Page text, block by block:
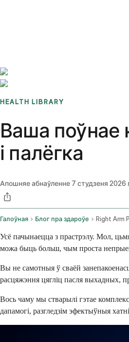
HEALTH LIBRARY
Ваша поўнае
і палёгка
Апошняе абнаўленне 7 студзеня 2026
Галоўная Блог пра здароўе Right Arm
Усё пачынаецца з прастрэлу. Мол,
можа быць больш, чым проста
Вы не самотныя ў сваёй
расцяжэння цягліц пасля выхадных,
Вось чаму мы стварылі гэтае
дапамогі, разгледзім эфектыўныя